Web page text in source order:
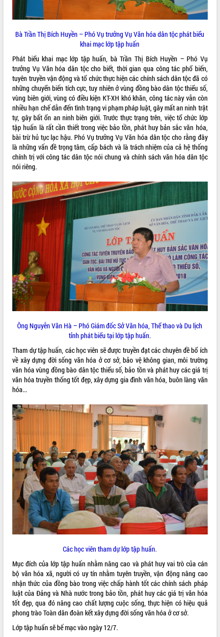
VIDEO
Loading the player...
Khám bệnh, cấp phát thuốc miễn phí
và tặng quà người dân xã Cư Pui
Hội nghị UBND tỉnh Đắk Lắk thường kỳ
tháng 7/2026
Lễ truy tặng danh hiệu “Bà Mẹ Việt
Nam Anh hùng” và trao Huân chương
UBND tỉnh Đắk Lắk triển khai nhiệm
vụ 6 tháng cuối năm 2026
Kỳ họp thứ Hai, Hội đồng nhân dân
tỉnh khóa XI quyết nghị nhiều nội dung
quan trọng
Bí thư Tỉnh ủy Lương Nguyễn Minh
Triết thăm, tặng quà người có công với
cách mạng
Rà soát, hoàn thiện hệ thống thiết chế
văn hóa, thể thao đáp ứng yêu cầu
phát triển mới
Thường trực HĐND tỉnh Đắk Lắk gặp
Minh
Lễ truy điệu và an táng hài cốt liệt sĩ
tại Nghĩa trang Liệt sĩ xã Sơn Hòa
Bàn giải pháp tháo gỡ khó khăn trong
xuất khẩu sầu riêng và triển khai quy
định EUDR
Thứ trưởng Bộ Nông nghiệp và Môi
trường Nguyễn Hoàng Hiệp khảo sát
vùng trồng và doanh nghiệp đóng gói
sầu riêng tại Đắk Lắk
Trình diễn nghệ thuật chế biến các
món ăn từ sầu riêng
Đắk Lắk công bố Quy hoạch và xúc
tiến đầu tư tỉnh
Ngành cá ngừ Đắk Lắk chủ động thích
ứng để giữ vững thị trường xuất khẩu
Diễn đàn Kinh tế tư nhân Việt Nam đột
phá cơ chế - Hợp tác công tư
Đề án 06 tạo bước ngoặt đột phá trong
cải cách hành chính tỉnh Đắk Lắk
Kết nối tour, đẩy mạnh chuyển đổi số
để phát triển du lịch Đắk Lắk
Khởi động Dự án Đầu tư xây dựng hạ
tầng kỹ thuật Cụm công nghiệp Tân
Tiến
Gặp mặt các cơ quan báo chí nhân Kỷ
niệm 101 năm Ngày Báo chí Cách
mạng Việt Nam
Đắk Lắk sơ kết 4 năm triển khai thực
ALBUM ẢNH
LIÊN KẾT WEB
Hôm nay: 23358
Tất cả: 66068681
Bà Trần Thị Bích Huyền – Phó Vụ trưởng Vụ Văn hóa dân tộc phát biểu
khai mạc lớp tập huấn
Phát biểu khai mạc lớp tập huấn, bà Trần Thị Bích Huyền – Phó Vụ
trưởng Vụ Văn hóa dân tộc cho biết, thời gian qua công tác phổ biến,
tuyên truyền vận động và tổ chức thực hiện các chính sách dân tộc đã có
những chuyển biến tích cực, tuy nhiên ở vùng đồng bào dân tộc thiểu số,
vùng biên giới, vùng có điều kiện KT-XH khó khăn, công tác này vẫn còn
nhiều hạn chế dẫn đến tình trạng vi phạm pháp luật, gây mất an ninh trật
tự, gây bất ổn an ninh biên giới. Trước thực trạng trên, việc tổ chức lớp
tập huấn là rất cần thiết trong việc bảo tồn, phát huy bản sắc văn hóa,
bài trừ hủ tục lạc hậu. Phó Vụ trưởng Vụ Văn hóa dân tộc cho rằng đây
là những vấn đề trọng tâm, cấp bách và là trách nhiệm của cả hệ thống
chính trị với công tác dân tộc nói chung và chính sách văn hóa dân tộc
nói riêng.
Ông Nguyễn Văn Hà – Phó Giám đốc Sở Văn hóa, Thể thao và Du lịch
tỉnh phát biểu tại lớp tập huấn.
Tham dự tập huấn, các học viên sẽ được truyền đạt các chuyên đề bổ ích
về xây dựng đời sống văn hóa ở cơ sở, bảo vệ không gian, môi trường
văn hóa vùng đồng bào dân tộc thiểu số, bảo tồn và phát huy các giá trị
văn hóa truyền thống tốt đẹp, xây dựng gia đình văn hóa, buôn làng văn
hóa...
Các học viên tham dự lớp tập huấn.
Mục đích của lớp tập huấn nhằm nâng cao và phát huy vai trò của cán
bộ văn hóa xã, người có uy tín nhằm tuyên truyền, vận động nâng cao
nhận thức của đồng bào trong việc chấp hành tốt các chính sách pháp
luật của Đảng và Nhà nước trong bảo tồn, phát huy các giá trị văn hóa
tốt đẹp, qua đó nâng cao chất lượng cuộc sống, thực hiện có hiệu quả
phong trào Toàn dân đoàn kết xây dựng đời sống văn hóa ở cơ sở.
Lớp tập huấn sẽ bế mạc vào ngày 12/7.